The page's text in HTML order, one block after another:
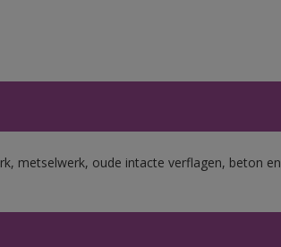
metselwerk, oude intacte verflagen, beton en